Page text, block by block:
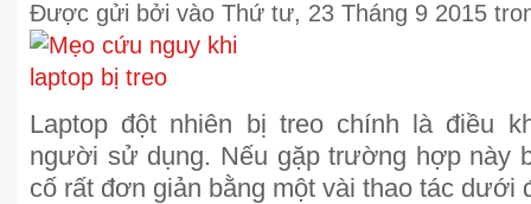
Được gửi bởi vào Thứ tư, 23 Tháng 9 2015
Laptop đột nhiên bị treo chính là điều
người sử dụng. Nếu gặp trường hợp này
cố rất đơn giản bằng một vài thao tác dưới